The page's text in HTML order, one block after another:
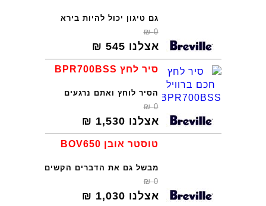
גם טיגון יכול להיות בירא
0
₪
אצלנו 545
₪
סיר לחץ BPR700BSS
הסיר לוחץ ואתם נרגעים
0
₪
אצלנו 1,530
₪
טוסטר אובן BOV650
מבשל גם את הדברים הקשים
0
₪
אצלנו 1,030
₪